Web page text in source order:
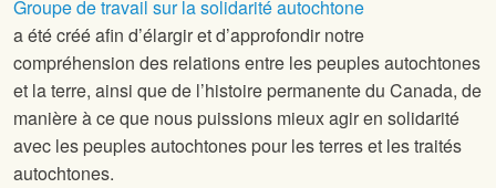
Groupe de travail sur la solidarité autochtone
a été créé afin d’élargir et d’approfondir notre
compréhension des relations entre les peuples autochtones
et la terre, ainsi que de l’histoire permanente du Canada, de
manière à ce que nous puissions mieux agir en solidarité
avec les peuples autochtones pour les terres et les traités
autochtones.